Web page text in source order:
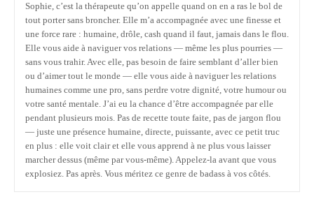
Sophie, c’est la thérapeute qu’on appelle quand on en a ras le bol de
tout porter sans broncher. Elle m’a accompagnée avec une finesse et
une force rare : humaine, drôle, cash quand il faut, jamais dans le flou.
Elle vous aide à naviguer vos relations — même les plus pourries —
sans vous trahir. Avec elle, pas besoin de faire semblant d’aller bien
ou d’aimer tout le monde — elle vous aide à naviguer les relations
humaines comme une pro, sans perdre votre dignité, votre humour ou
votre santé mentale. J’ai eu la chance d’être accompagnée par elle
pendant plusieurs mois. Pas de recette toute faite, pas de jargon flou
— juste une présence humaine, directe, puissante, avec ce petit truc
en plus : elle voit clair et elle vous apprend à ne plus vous laisser
marcher dessus (même par vous-même). Appelez-la avant que vous
explosiez. Pas après. Vous méritez ce genre de badass à vos côtés.